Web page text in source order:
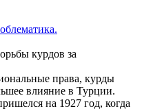
курдов за
права, курды
влияние в Турции.
на 1927 год, когда